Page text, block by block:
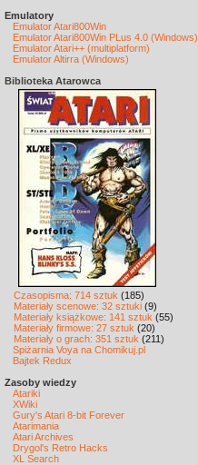
Emulatory
Emulator Atari800Win
Emulator Atari800Win PLus 4.0 (Windows)
Emulator Atari++ (multiplatform)
Emulator Altirra (Windows)
Biblioteka Atarowca
Czasopisma: 714 sztuk (185)
Materiały scenowe: 32 sztuki (9)
Materiały książkowe: 141 sztuk (55)
Materiały firmowe: 27 sztuk (20)
Materiały o grach: 351 sztuk (211)
Spiżarnia Voya na Chomikuj.pl
Bajtek Redux
Zasoby wiedzy
Atariki
XWiki
Gury's Atari 8-bit Forever
Atarimania
Atari Archives
Drygol's Retro Hacks
XL Search